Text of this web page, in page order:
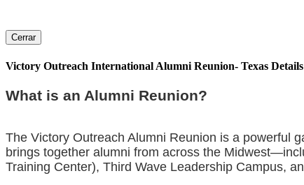
Cerrar
Victory Outreach International Alumni Reunion- Texas Details
What is an Alumni Reunion?
The Victory Outreach Alumni Reunion is a powerful
brings together alumni from across the
Training Center), Third Wave Leadership Campus,